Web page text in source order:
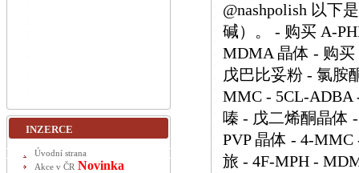
@nashpolish 以下
碱）。 - 购买 A-
MDMA 晶体 - 购买
戊巴比妥粉 - 氯胺
MMC - 5CL-ADBA
嗪 - 戊二烯酮晶体
PVP 晶体 - 4-
旅 - 4F-MPH -
INZERCE
Úvodní strana
Akce v ČR Novinka